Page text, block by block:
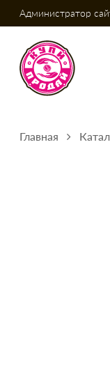
Администратор
Главная